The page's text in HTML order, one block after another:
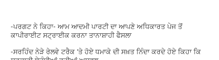
-ਪਰਗਟ ਨੇ ਕਿਹਾ- ਆਮ ਆਦਮੀ ਪਾਰਟੀ ਦਾ ਆਪਣੇ ਅਧਿਕਾਰਤ ਪੇਜ ਤੋਂ
ਕਾਪੀਰਾਈਟ ਸਟ੍ਰਾਈਕ ਕਰਨਾ ਤਾਨਾਸ਼ਾਹੀ ਫੈਸਲਾ
-ਸਰਹਿੰਦ ਨੇੜੇ ਰੇਲਵੇ ਟਰੈਕ 'ਤੇ ਹੋਏ ਧਮਾਕੇ ਦੀ ਸਖ਼ਤ ਨਿੰਦਾ ਕਰਦੇ ਹੋਏ ਕਿਹਾ ਕਿ